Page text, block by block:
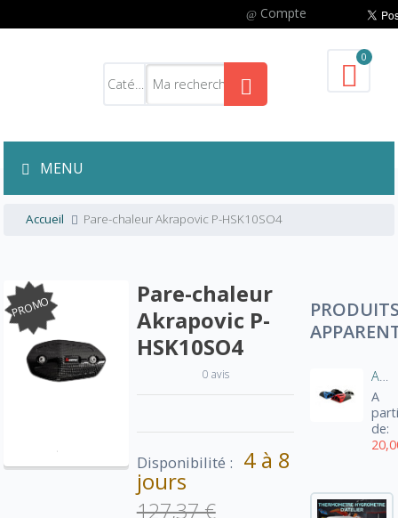
Compte
0
MENU
Accueil Pare-chaleur Akrapovic P-HSK10SO4
PROMO
Pare-chaleur
Akrapovic P-
HSK10SO4
0 avis
Disponibilité : 4 à 8
jours
127,37 €
Aération manche blouson moto
A
de: